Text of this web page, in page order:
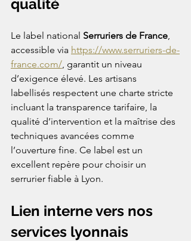
qualité
Le label national Serruriers de France
accessible via https://www.serruriers-de-
france.com/ , garantit un niveau
d’exigence élevé. Les artisans
labellisés respectent une charte stricte
incluant la transparence tarifaire, la
qualité d’intervention et la maîtrise des
techniques avancées comme
l’ouverture fine. Ce label est un
excellent repère pour choisir un
serrurier fiable à Lyon.
Lien interne vers nos
services lyonnais